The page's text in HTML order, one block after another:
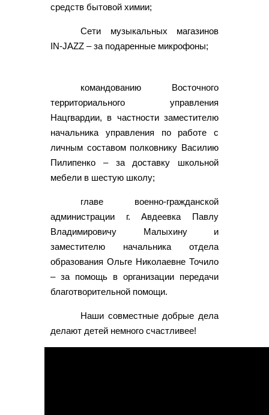
средств бытовой химии;
Сети музыкальных магазинов
IN-JAZZ – за подаренные микрофоны;
командованию Восточного
территориального управления
Нацгвардии, в частности заместителю
начальника управления по работе с
личным составом полковнику Василию
Пилипенко – за доставку школьной
мебели в шестую школу;
главе военно-гражданской
администрации г. Авдеевка Павлу
Владимировичу Малыхину и
заместителю начальника отдела
образования Ольге Николаевне Точило
– за помощь в организации передачи
благотворительной помощи.
Наши совместные добрые дела
делают детей немного счастливее!